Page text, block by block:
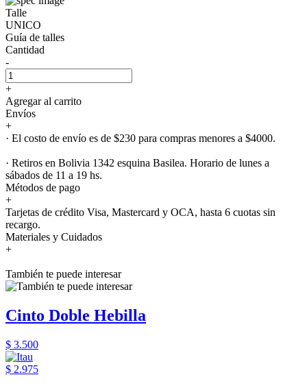
Talle
UNICO
Guía de talles
Cantidad
-
+
Agregar al carrito
Envíos
+
· El costo de envío es de $230 para compras menores a $4000.
· Retiros en Bolivia 1342 esquina Basilea. Horario de lunes a
sábados de 11 a 19 hs.
Métodos de pago
+
Tarjetas de crédito Visa, Mastercard y OCA, hasta 6 cuotas sin
recargo.
Materiales y Cuidados
+
También te puede interesar
Cinto Doble Hebilla
$ 3.500
$ 2.975